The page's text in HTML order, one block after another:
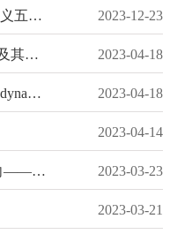
陈晓律 |《魅力与迷惘：欧洲民族主义五百年》 2023-12-23
陈海懿|日本因应国联调查团的动机及其异化 2023-04-18
王一如 | Human–animal–environment dynamics and formation of pastoralism in the southern Tibetan Plateau during the Middle–Late Holocene 2023-04-18
2023-04-14
吕晶 | 日本侵华细菌战研究的新面向——以中方口述资料发展为视角 2023-03-23
2023-03-21